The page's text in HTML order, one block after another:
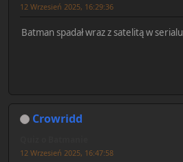
12 Wrzesień 2025, 16:29:36
Batman spadał wraz z satelitą w
Crowridd
12 Wrzesień 2025, 16:47:58